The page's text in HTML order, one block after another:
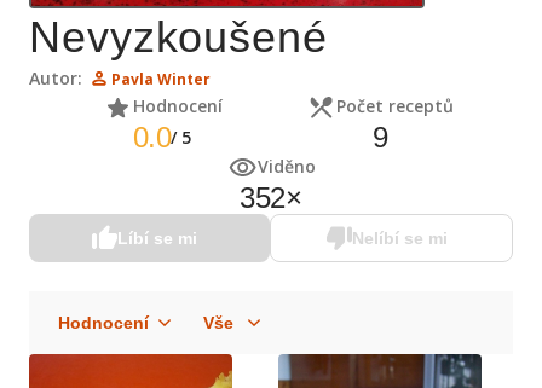
Nevyzkoušené
Autor: Pavla Winter
Hodnocení
0.0/ 5
Počet receptů
9
Viděno
352×
Líbí se mi Nelíbí se mi